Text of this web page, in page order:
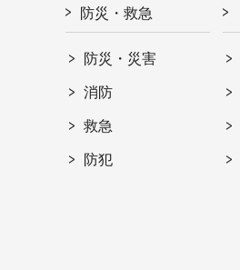
防災・救急
防災・災害
消防
救急
防犯